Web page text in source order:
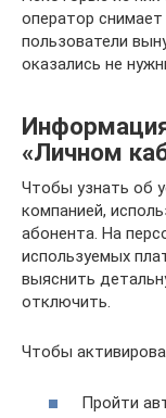
оператор
пользователи
оказались не
«Личном
Чтобы узнать об
компанией,
абонента. На
используемых
выяснить
отключить.
Чтобы
Пройти